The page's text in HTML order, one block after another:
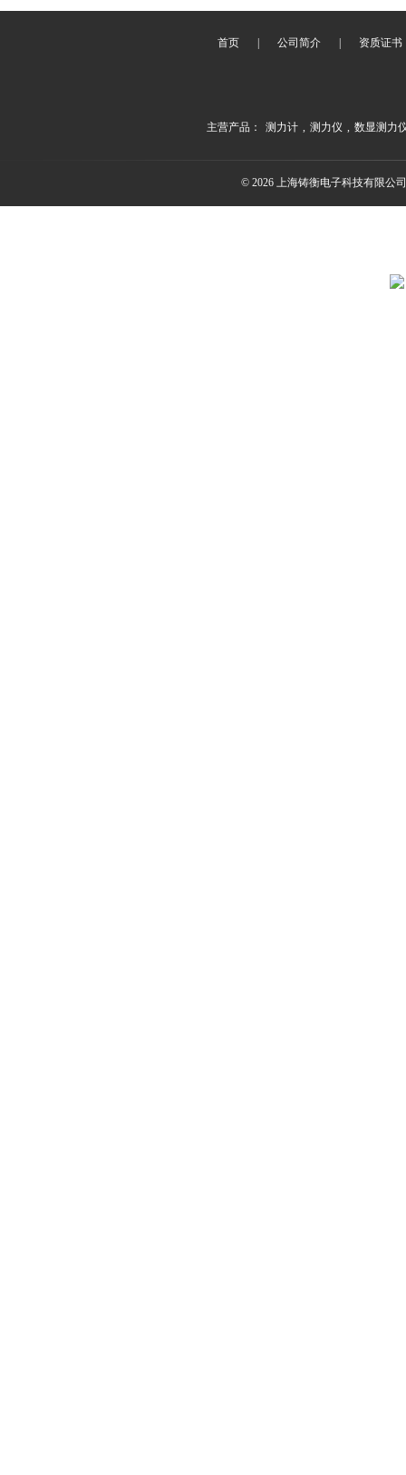
首页 公司简介 资质证书
主营产品： 测力计 , 测力仪 , 数显测力
© 2026 上海铸衡电子科技有限公